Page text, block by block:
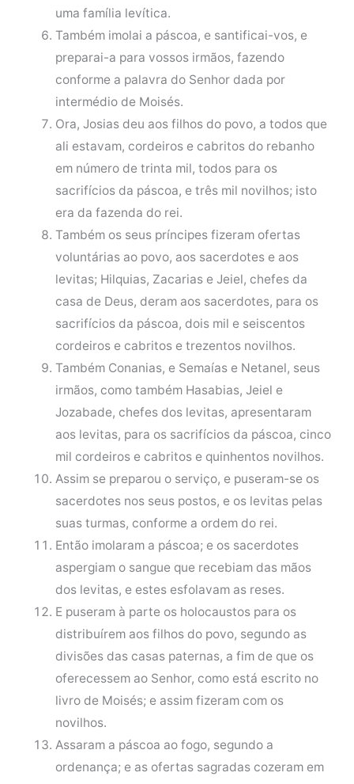
uma família levítica.
Também imolai a páscoa, e santificai-vos, e
preparai-a para vossos irmãos, fazendo
conforme a palavra do Senhor dada por
intermédio de Moisés.
Ora, Josias deu aos filhos do povo, a todos que
ali estavam, cordeiros e cabritos do rebanho
em número de trinta mil, todos para os
sacrifícios da páscoa, e três mil novilhos; isto
era da fazenda do rei.
Também os seus príncipes fizeram ofertas
voluntárias ao povo, aos sacerdotes e aos
levitas; Hilquias, Zacarias e Jeiel, chefes da
casa de Deus, deram aos sacerdotes, para os
sacrifícios da páscoa, dois mil e seiscentos
cordeiros e cabritos e trezentos novilhos.
Também Conanias, e Semaías e Netanel, seus
irmãos, como também Hasabias, Jeiel e
Jozabade, chefes dos levitas, apresentaram
aos levitas, para os sacrifícios da páscoa, cinco
mil cordeiros e cabritos e quinhentos novilhos.
Assim se preparou o serviço, e puseram-se os
sacerdotes nos seus postos, e os levitas pelas
suas turmas, conforme a ordem do rei.
Então imolaram a páscoa; e os sacerdotes
aspergiam o sangue que recebiam das mãos
dos levitas, e estes esfolavam as reses.
E puseram à parte os holocaustos para os
distribuírem aos filhos do povo, segundo as
divisões das casas paternas, a fim de que os
oferecessem ao Senhor, como está escrito no
livro de Moisés; e assim fizeram com os
novilhos.
Assaram a páscoa ao fogo, segundo a
ordenança; e as ofertas sagradas cozeram em